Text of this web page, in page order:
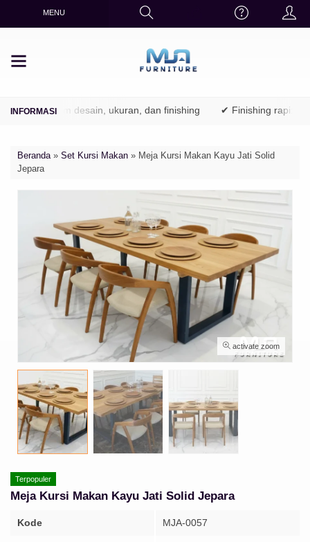
MENU
custom desain, ukuran, dan finishing ✔ Finishing rapi:
Beranda» Set Kursi Makan » Meja Kursi Makan Kayu Jati Solid
Jepara
activate zoom
Terpopuler
Meja Kursi Makan Kayu Jati Solid Jepara
Kode MJA-0057